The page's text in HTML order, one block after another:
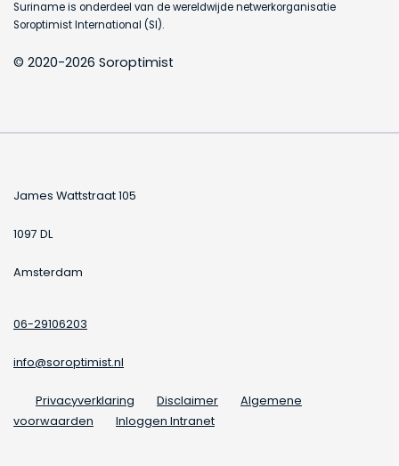
Suriname is onderdeel van de wereldwijde netwerkorganisatie
Soroptimist International (SI).
© 2020-2026 Soroptimist
James Wattstraat 105
1097 DL
Amsterdam
06-29106203
info@soroptimist.nl
Privacyverklaring Disclaimer
Algemene
voorwaarden
Inloggen Intranet